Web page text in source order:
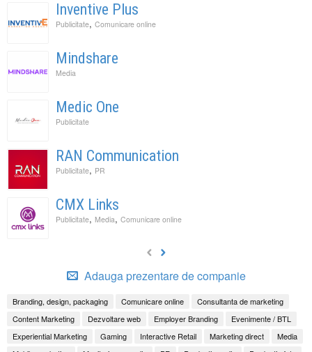
Inventive Plus
Publicitate, Comunicare online
Mindshare
Media
Medic One
Publicitate
RAN Communication
Publicitate, PR
CMX Links
Publicitate, Media, Comunicare online
Adauga prezentare de companie
Branding, design, packaging Comunicare online
Consultanta de marketing
Content Marketing
Dezvoltare web Employer Branding
Evenimente / BTL
Experiential Marketing
Gaming Interactive Retail Marketing direct
Media